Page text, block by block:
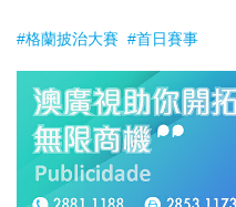
#格蘭披治大賽 #首日賽事